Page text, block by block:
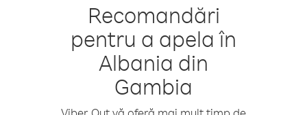
Recomandări
pentru a apela în
Albania din
Gambia